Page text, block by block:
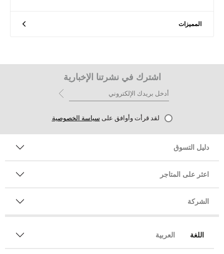
المميزات
اشترك في نشرتنا الإخبارية
لقد قرأت وأوافق على سياسة الخصوصية
دليل التسوق
اعثر على المتاجر
الشركة
اللغة العربية